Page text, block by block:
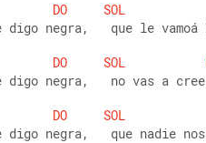
DO SOL
digo negra,   que le vamoá
DO
SOL
digo negra,   no vas a
DO
SOL
digo negra,   que nadie